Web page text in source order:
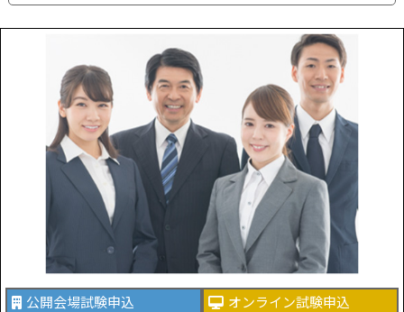
公開会場試験申込
オンライン試験申込